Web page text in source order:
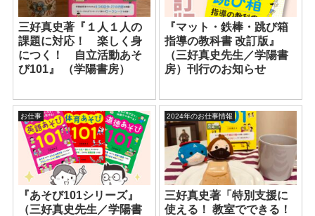
三好真史著『１人１人の
課題に対応！ 楽しく身
につく！ 自立活動あそ
び101』 （学陽書房）
『マット・鉄棒・跳び箱
指導の教科書 改訂版』
（三好真史先生／学陽書
房）刊行のお知らせ
お仕事
『あそび101シリーズ』
（三好真史先生／学陽書
2024年のお仕事情報
三好真史著「特別支援に
使える！ 教室でできる！